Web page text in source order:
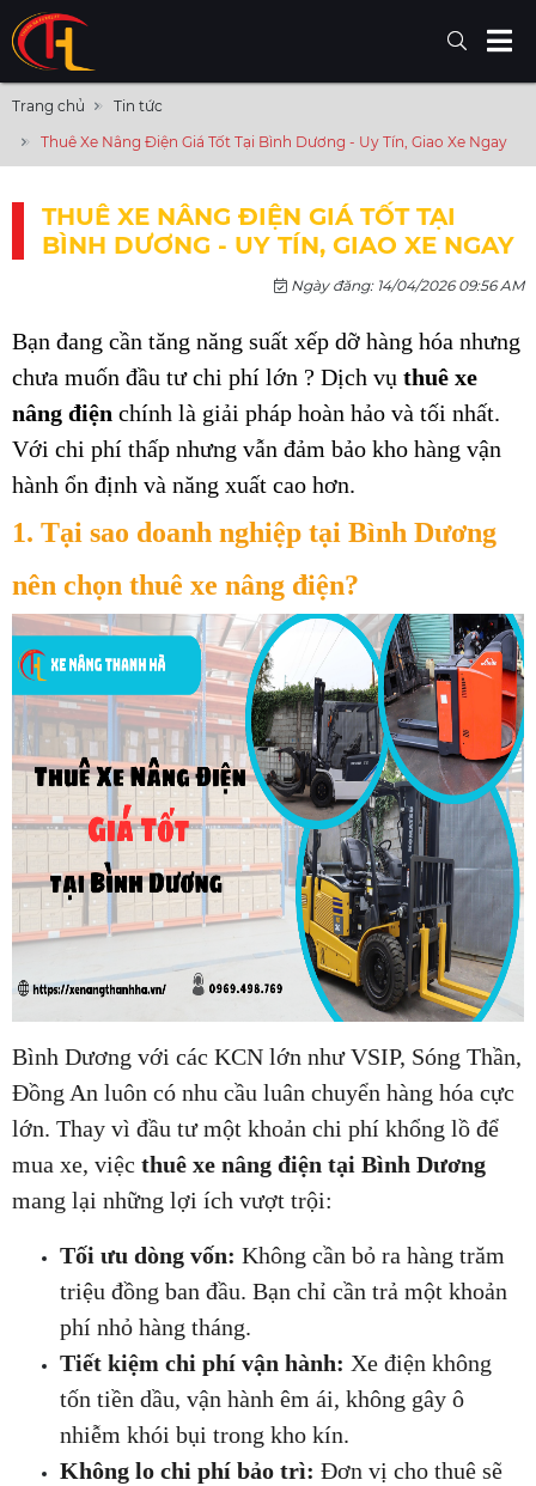
Trang chủ
Tin tức
Thuê Xe Nâng Điện Giá Tốt Tại Bình Dương - Uy Tín, Giao Xe Ngay
THUÊ XE NÂNG ĐIỆN GIÁ TỐT TẠI
BÌNH DƯƠNG - UY TÍN, GIAO XE NGAY
Ngày đăng: 14/04/2026 09:56 AM
Bạn đang cần tăng năng suất xếp dỡ hàng hóa nhưng
chưa muốn đầu tư chi phí lớn ? Dịch vụ thuê xe
nâng điện chính là giải pháp hoàn hảo và tối nhất.
Với chi phí thấp nhưng vẫn đảm bảo kho hàng vận
hành ổn định và năng xuất cao hơn.
1. Tại sao doanh nghiệp tại Bình Dương
nên chọn thuê xe nâng điện?
Bình Dương với các KCN lớn như VSIP, Sóng Thần,
Đồng An luôn có nhu cầu luân chuyển hàng hóa cực
lớn. Thay vì đầu tư một khoản chi phí khổng lồ để
mua xe, việc thuê xe nâng điện tại Bình Dương
mang lại những lợi ích vượt trội:
Tối ưu dòng vốn: Không cần bỏ ra hàng trăm
triệu đồng ban đầu. Bạn chỉ cần trả một khoản
phí nhỏ hàng tháng.
Tiết kiệm chi phí vận hành: Xe điện không
tốn tiền dầu, vận hành êm ái, không gây ô
nhiễm khói bụi trong kho kín.
Không lo chi phí bảo trì: Đơn vị cho thuê sẽ